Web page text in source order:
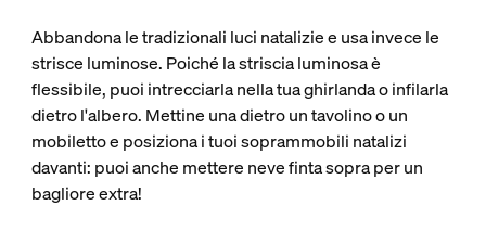
Abbandona le tradizionali luci natalizie e usa invece le
strisce luminose. Poiché la striscia luminosa è
flessibile, puoi intrecciarla nella tua ghirlanda o infilarla
dietro l'albero. Mettine una dietro un tavolino o un
mobiletto e posiziona i tuoi soprammobili natalizi
davanti: puoi anche mettere neve finta sopra per un
bagliore extra!